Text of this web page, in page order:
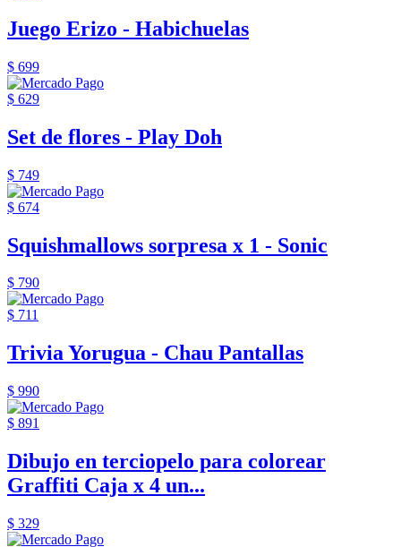
Juego Erizo - Habichuelas
$ 699
$ 629
Set de flores - Play Doh
$ 749
$ 674
Squishmallows sorpresa x 1 - Sonic
$ 790
$ 711
Trivia Yorugua - Chau Pantallas
$ 990
$ 891
Dibujo en terciopelo para colorear
Graffiti Caja x 4 un...
$ 329